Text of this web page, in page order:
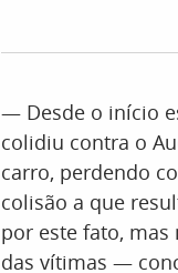
— Desde o início
colidiu contra o
carro, perdendo
colisão a que
por este fato,
das vítimas —